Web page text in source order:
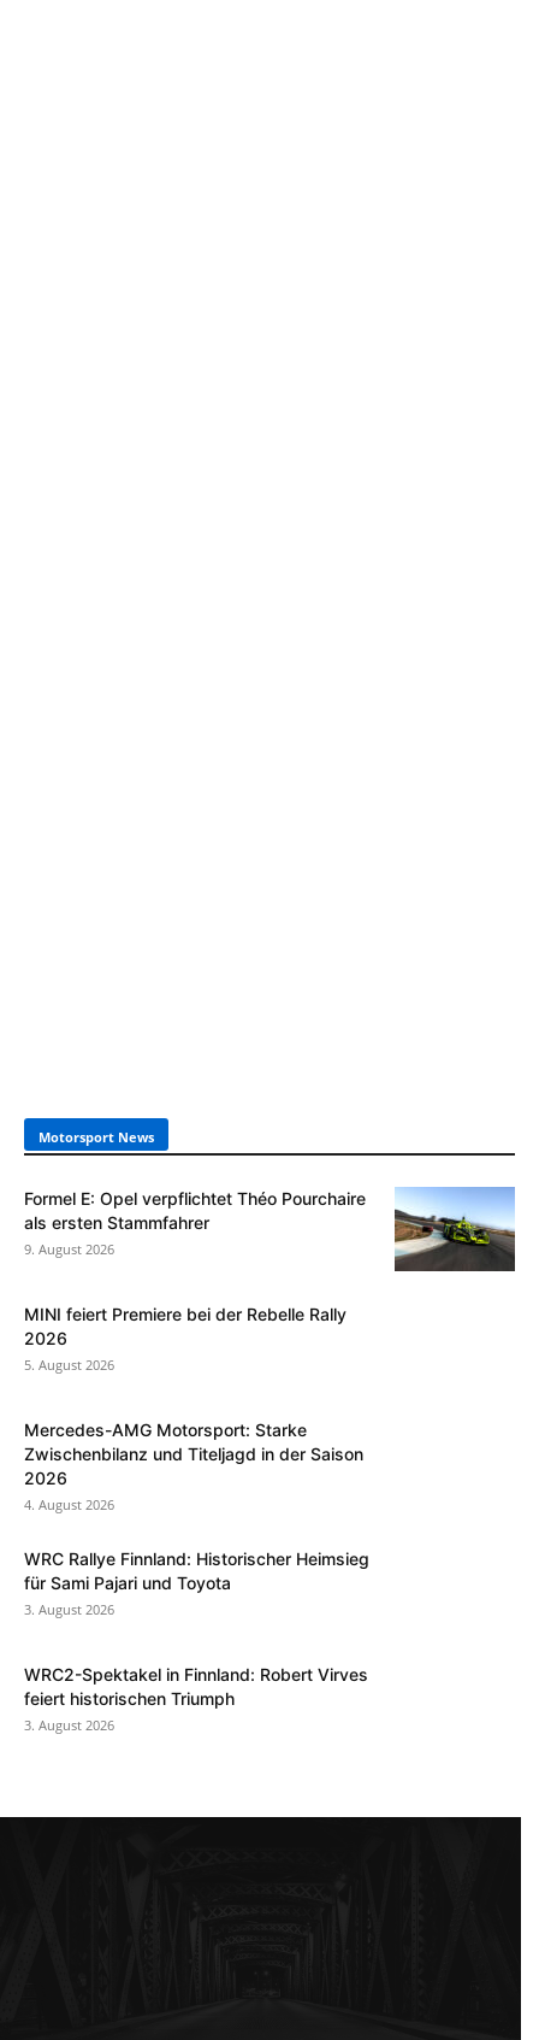
Motorsport News
Formel E: Opel verpflichtet Théo Pourchaire
als ersten Stammfahrer
9. August 2026
MINI feiert Premiere bei der Rebelle Rally
2026
5. August 2026
Mercedes-AMG Motorsport: Starke
Zwischenbilanz und Titeljagd in der Saison
2026
4. August 2026
WRC Rallye Finnland: Historischer Heimsieg
für Sami Pajari und Toyota
3. August 2026
WRC2-Spektakel in Finnland: Robert Virves
feiert historischen Triumph
3. August 2026